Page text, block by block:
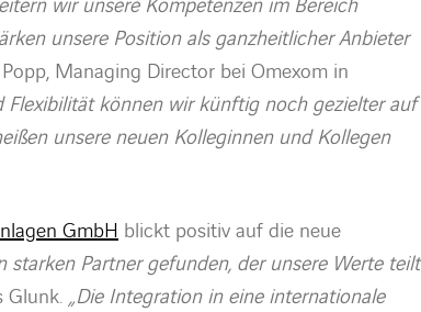
wir unsere Kompetenzen im Bereich
unsere Position als ganzheitlicher Anbieter
Managing Director bei Omexom in
Flexibilität können wir künftig noch gezielter auf
unsere neuen Kolleginnen und Kollegen
GmbH blickt positiv auf die neue
starken Partner gefunden, der unsere Werte teilt
Glunk. „Die Integration in eine internationale